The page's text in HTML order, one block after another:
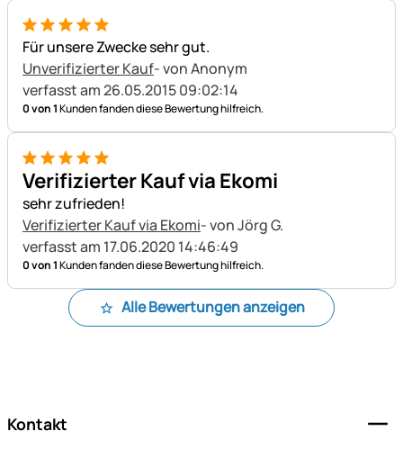
5 von 5
Für unsere Zwecke sehr gut.
Unverifizierter Kauf- von Anonym
verfasst am 26.05.2015 09:02:14
0 von 1Kunden fanden diese Bewertung hilfreich.
5 von 5
Verifizierter Kauf via Ekomi
sehr zufrieden!
Verifizierter Kauf via Ekomi- von Jörg G.
verfasst am 17.06.2020 14:46:49
0 von 1Kunden fanden diese Bewertung hilfreich.
Alle Bewertungen anzeigen
Kontakt